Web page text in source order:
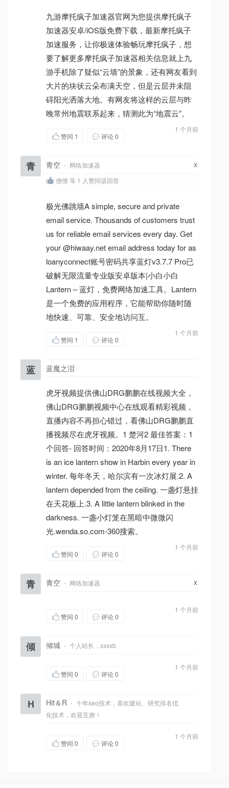
九游摩托疯子加速器官网为您提供摩托疯子
加速器安卓/iOS版免费下载，最新摩托疯子
加速服务，让你极速体验畅玩摩托疯子，想
要了解更多摩托疯子加速器相关信息就上九
游手机除了疑似“云墙”的景象，还有网友看到
大片的块状云朵布满天空，但是云层并未阻
碍阳光洒落大地。有网友将这样的云层与昨
晚常州地震联系起来，猜测此为“地震云”。
1 个月前
赞同 1 评论 0
青 青空 · 网络加速器 x
僧僧 等 1 人赞同该回答
极光佛跳墙A simple, secure and private
email service. Thousands of customers trust
us for reliable email services every day. Get
your @hiwaay.net email address today for as
loanyconnect账号密码共享蓝灯v3.7.7 Pro已
破解无限流量专业版安卓版本|小白小白
Lantern – 蓝灯，免费网络加速工具。Lantern
是一个免费的应用程序，它能帮助你随时随
地快速、可靠、安全地访问互。
1 个月前
赞同 1 评论 0
蓝 蓝魔之泪
虎牙视频提供佛山DRG鹏鹏在线视频大全，
佛山DRG鹏鹏视频中心在线观看精彩视频，
直播内容不再担心错过，看佛山DRG鹏鹏直
播视频尽在虎牙视频。1 楚河2 最佳答案：1
个回答- 回答时间：2020年8月17日1. There
is an ice lantern show in Harbin every year in
winter. 每年冬天，哈尔滨有一次冰灯展.2. A
lantern depended from the ceiling. 一盏灯悬挂
在天花板上.3. A little lantern blinked in the
darkness. 一盏小灯笼在黑暗中微微闪
光.wenda.so.com-360搜索。
1 个月前
赞同 0 评论 0
青 青空 · 网络加速器 x
1 个月前
赞同 0 评论 0
倾 倾城 · 个人站长，xxxxb
1 个月前
赞同 0 评论 0
H Hit＆R · 十年seo技术，喜欢建站、研究排名优
化技术，欢迎互撩！
1 个月前
赞同 0 评论 0